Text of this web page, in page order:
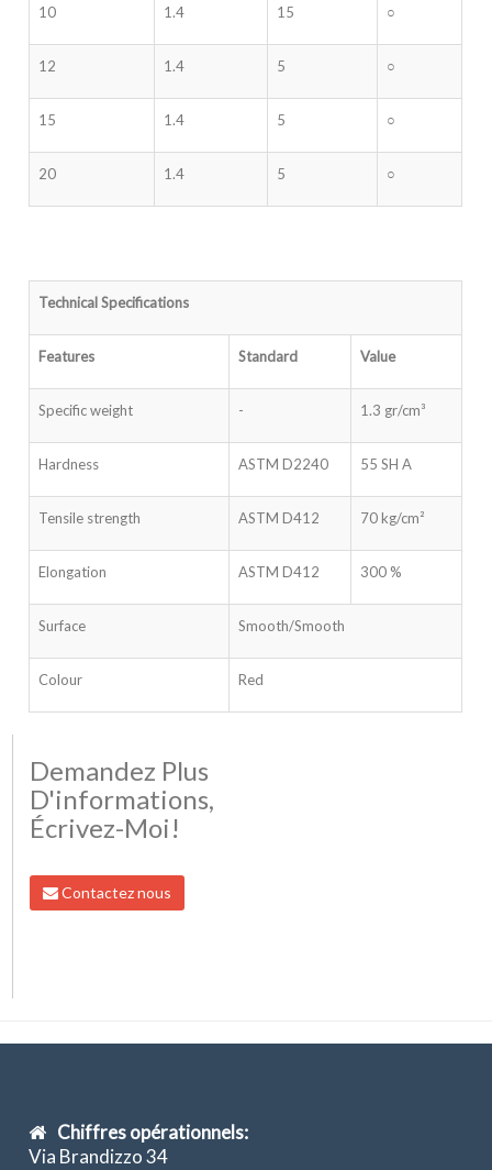
10 1.4 15 ○
12 1.4 5 ○
15 1.4 5 ○
20 1.4 5 ○
Technical Specifications
Features Standard Value
Specific weight - 1.3 gr/cm³
Hardness ASTM D2240 55 SH A
Tensile strength ASTM D412 70 kg/cm²
Elongation ASTM D412 300 %
Surface Smooth/Smooth
Colour Red
Demandez Plus
D'informations,
Écrivez-Moi!
Contactez nous
Chiffres opérationnels:
Via Brandizzo 34